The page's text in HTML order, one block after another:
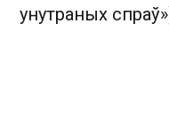
унутраных